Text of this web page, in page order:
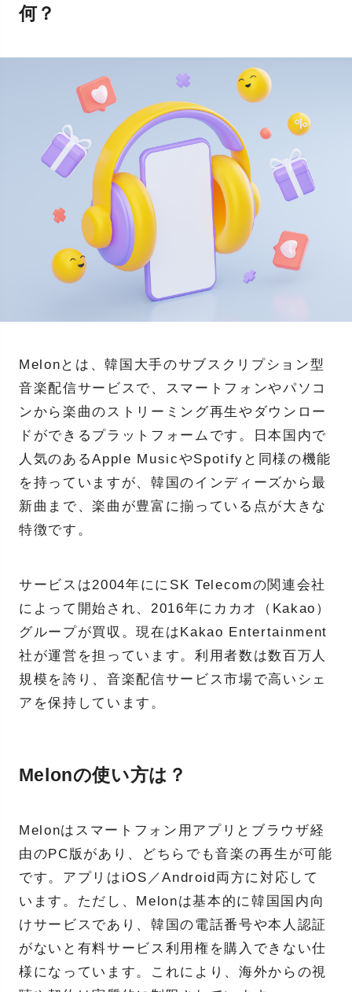
何？
Melonとは、韓国大手のサブスクリプション型
音楽配信サービスで、スマートフォンやパソコ
ンから楽曲のストリーミング再生やダウンロー
ドができるプラットフォームです。日本国内で
人気のあるApple MusicやSpotifyと同様の機能
を持っていますが、韓国のインディーズから最
新曲まで、楽曲が豊富に揃っている点が大きな
特徴です。
サービスは2004年ににSK Telecomの関連会社
によって開始され、2016年にカカオ（Kakao）
グループが買収。現在はKakao Entertainment
社が運営を担っています。利用者数は数百万人
規模を誇り、音楽配信サービス市場で高いシェ
アを保持しています。
Melonの使い方は？
Melonはスマートフォン用アプリとブラウザ経
由のPC版があり、どちらでも音楽の再生が可能
です。アプリはiOS／Android両方に対応して
います。ただし、Melonは基本的に韓国国内向
けサービスであり、韓国の電話番号や本人認証
がないと有料サービス利用権を購入できない仕
様になっています。これにより、海外からの視